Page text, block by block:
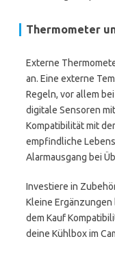
Thermometer
Externe
an. Eine externe
Regeln, vor allem
digitale Sensoren
Kompatibilität mit
empfindliche
Alarmausgang bei
Investiere in
Kleine
dem Kauf
deine Kühlbox im